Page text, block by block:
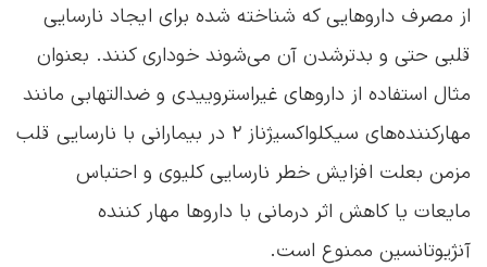
از مصرف داروهایی که شناخته شده برای ایجاد نارسایی
قلبی حتی و بدترشدن آن می‌شوند خوداری کنند. بعنوان
مثال استفاده از داروهای غیراستروییدی و ضدالتهابی مانند
مهارکننده‌های سیکلواکسیژناز ۲ در بیمارانی با نارسایی قلب
مزمن بعلت افزایش خطر نارسایی کلیوی و احتباس
مایعات یا کاهش اثر درمانی با داروها مهار کننده
آنژیوتانسین ممنوع است.